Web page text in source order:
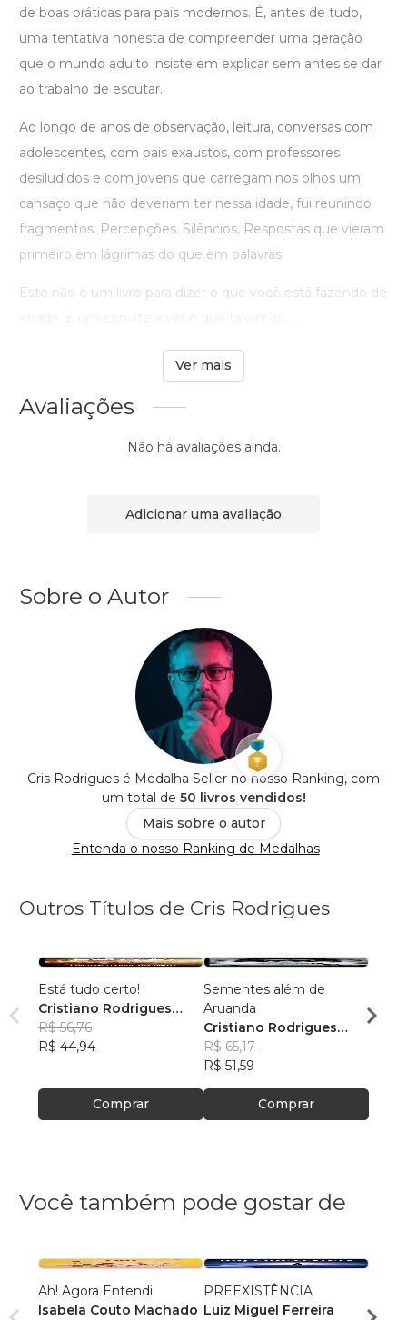
de boas práticas para pais modernos. É, antes de tudo,
uma tentativa honesta de compreender uma geração
que o mundo adulto insiste em explicar sem antes se dar
ao trabalho de escutar.
Ao longo de anos de observação, leitura, conversas com
adolescentes, com pais exaustos, com professores
desiludidos e com jovens que carregam nos olhos um
cansaço que não deveriam ter nessa idade, fui reunindo
fragmentos. Percepções. Silêncios. Respostas que vieram
primeiro em lágrimas do que em palavras.
Este não é um livro para dizer o que você está fazendo de
Ver mais
Avaliações
Não há avaliações ainda.
Adicionar uma avaliação
Sobre o Autor
Cris Rodrigues é Medalha Seller no nosso Ranking, com
um total de 50 livros vendidos!
Mais sobre o autor
Entenda o nosso Ranking de Medalhas
Outros Títulos de Cris Rodrigues
Está tudo certo!
Cristiano Rodrigues
Pinto
R$ 56,76
R$ 44,94
Comprar
Sementes além de
Aruanda
Cristiano Rodrigues
Pinto
R$ 65,17
R$ 51,59
Comprar
Pinto
R$
Você também pode gostar de
Ah! Agora Entendi
Isabela Couto Machado
PREEXISTÊNCIA
Luiz Miguel Ferreira